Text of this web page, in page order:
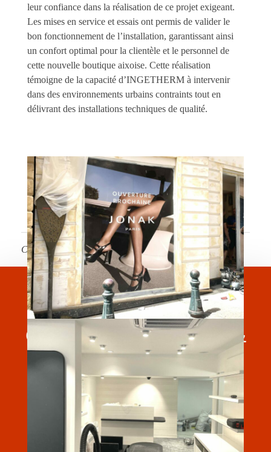
leur confiance dans la réalisation de ce projet exigeant.
Les mises en service et essais ont permis de valider le
bon fonctionnement de l’installation, garantissant ainsi
un confort optimal pour la clientèle et le personnel de
cette nouvelle boutique aixoise. Cette réalisation
témoigne de la capacité d’INGETHERM à intervenir
dans des environnements urbains contraints tout en
délivrant des installations techniques de qualité.
Comments are closed.
Conception, Installation &
Maintenance
Adresse : 3, route du Dôme 69 630 CHAPONOST.
Téléphone : +33 4 88 29 18 97.
Mail: contact@ingetherm.com